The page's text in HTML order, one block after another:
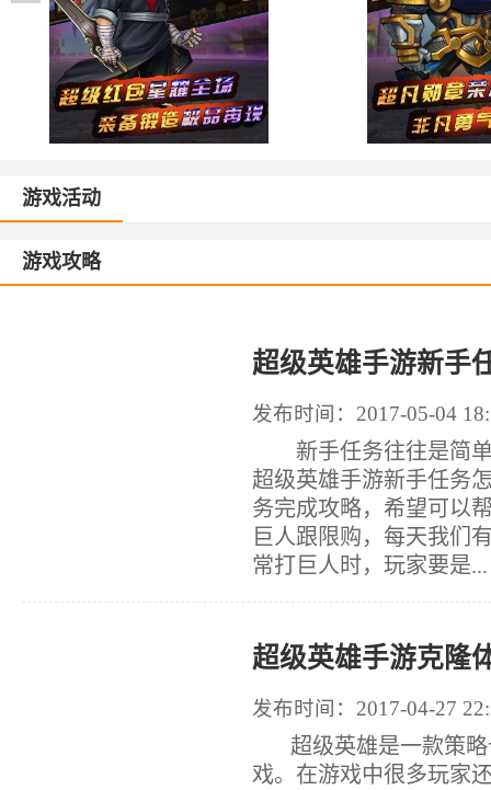
游戏活动
游戏攻略
超级英雄手游新手
发布时间：2017-05-04
新手任务往往是简单
超级英雄手游新手任务
务完成攻略，希望可
巨人跟限购，每天我
常打巨人时，玩家要是...
超级英雄手游克隆
发布时间：2017-04-27
超级英雄是一款策略
戏。在游戏中很多玩家